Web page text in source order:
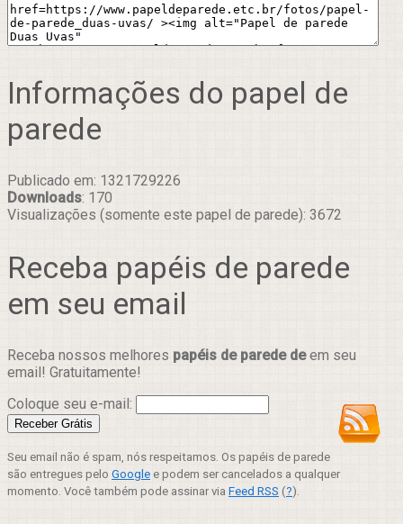
Informações do papel de
parede
Publicado em: 1321729226
Downloads: 170
Visualizações (somente este papel de parede): 3672
Receba papéis de parede
em seu email
Receba nossos melhores papéis de parede deem seu
email! Gratuitamente!
Coloque seu e-mail:
Seu email não é spam, nós respeitamos. Os papéis de parede
são entregues pelo Google e podem ser cancelados a qualquer
momento. Você também pode assinar via Feed RSS (?).